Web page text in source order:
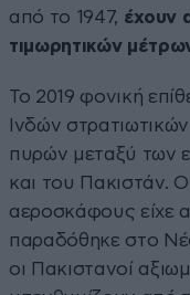
από το 1947, έχουν
τιμωρητικών
Το 2019 φονική
Ινδών
πυρών μεταξύ των
και του Πακιστάν.
αεροσκάφους είχε
παραδόθηκε στο
οι Πακιστανοί